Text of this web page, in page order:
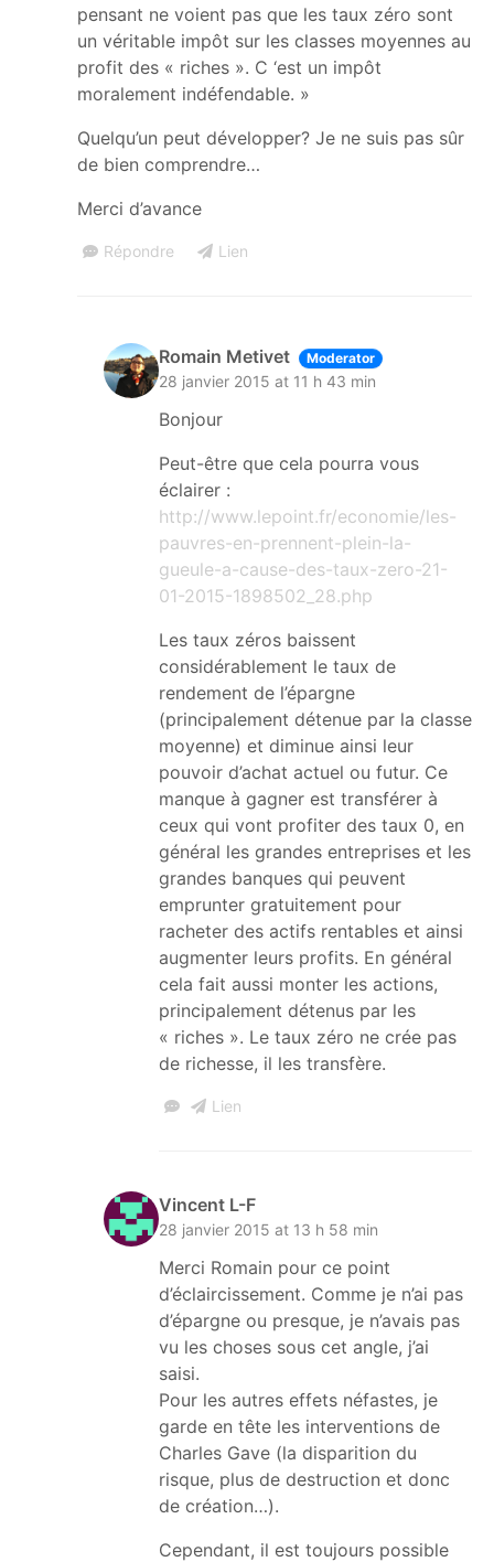
pensant ne voient pas que les taux zéro sont
un véritable impôt sur les classes moyennes au
profit des « riches ». C ‘est un impôt
moralement indéfendable. »
Quelqu’un peut développer? Je ne suis pas sûr
de bien comprendre…
Merci d’avance
Répondre Lien
Romain Metivet Moderator
28 janvier 2015 at 11 h 43 min
Bonjour
Peut-être que cela pourra vous
éclairer :
http://www.lepoint.fr/economie/les-
pauvres-en-prennent-plein-la-
gueule-a-cause-des-taux-zero-21-
01-2015-1898502_28.php
Les taux zéros baissent
considérablement le taux de
rendement de l’épargne
(principalement détenue par la classe
moyenne) et diminue ainsi leur
pouvoir d’achat actuel ou futur. Ce
manque à gagner est transférer à
ceux qui vont profiter des taux 0, en
général les grandes entreprises et les
grandes banques qui peuvent
emprunter gratuitement pour
racheter des actifs rentables et ainsi
augmenter leurs profits. En général
cela fait aussi monter les actions,
principalement détenus par les
« riches ». Le taux zéro ne crée pas
de richesse, il les transfère.
Lien
Vincent L-F
28 janvier 2015 at 13 h 58 min
Merci Romain pour ce point
d’éclaircissement. Comme je n’ai pas
d’épargne ou presque, je n’avais pas
vu les choses sous cet angle, j’ai
saisi.
Pour les autres effets néfastes, je
garde en tête les interventions de
Charles Gave (la disparition du
risque, plus de destruction et donc
de création…).
Cependant, il est toujours possible